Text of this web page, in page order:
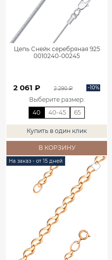
Цепь Снейк серебряная 925
0010240-00245
2 061 ₽ 2 290 ₽ -10%
Выберите размер:
40
40-45 65
Купить в один клик
В КОРЗИНУ
На заказ - от 15 дней